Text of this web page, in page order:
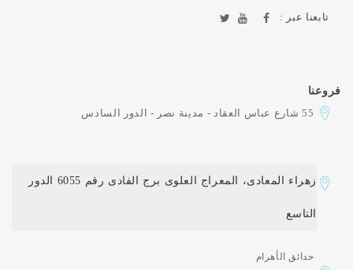
تابعنا عبر :
فروعنا
زهراء المعادى، المعراج العلوى برج الفادى رقم 6055 الدور
التاسع
حدائق الأهرام